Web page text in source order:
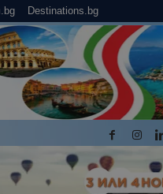
Destinations.bg